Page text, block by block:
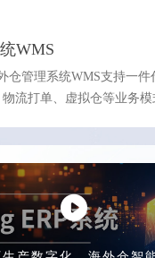
WMS
仓管理系统WMS支持一
流打单、虚拟仓等业务模